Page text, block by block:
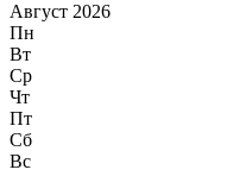
Август 2026
Пн
Вт
Ср
Чт
Пт
Сб
Вс